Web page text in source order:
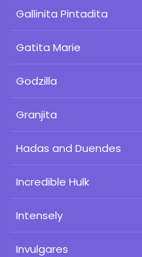
Gallinita Pintadita
Gatita Marie
Godzilla
Granjita
Hadas and Duendes
Incredible Hulk
Intensely
Invulgares